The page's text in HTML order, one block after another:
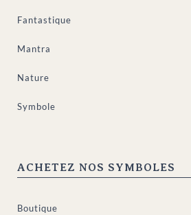
Fantastique
Mantra
Nature
Symbole
ACHETEZ NOS SYMBOLES
Boutique